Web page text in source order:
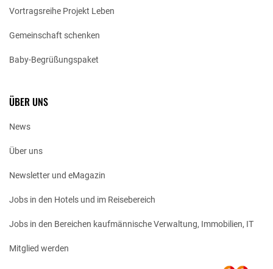
Vortragsreihe Projekt Leben
Gemeinschaft schenken
Baby-Begrüßungspaket
ÜBER UNS
News
Über uns
Newsletter und eMagazin
Jobs in den Hotels und im Reisebereich
Jobs in den Bereichen kaufmännische Verwaltung, Immobilien, IT
Mitglied werden